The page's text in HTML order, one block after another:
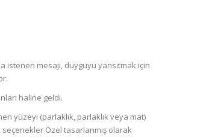
mesajı, duyguyu yansıtmak için
haline geldi.
yüzeyi (parlaklık, parlaklık veya mat)
Özel tasarlanmış olarak